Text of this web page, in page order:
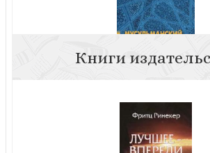
Мусульманский Иса — библейский
Книги